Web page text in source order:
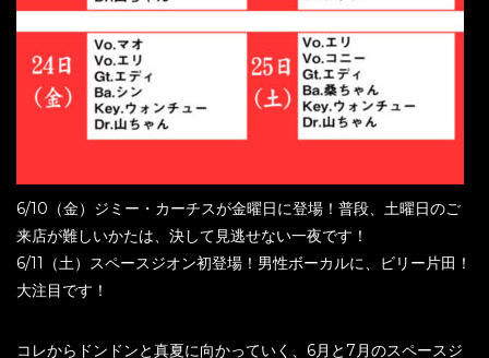
6/10（金）ジミー・カーチスが金曜日に登場！普段、土曜日のご
来店が難しいかたは、決して見逃せない一夜です！
6/11（土）スペースジオン初登場！男性ボーカルに、ビリー片田！
大注目です！
コレからドンドンと真夏に向かっていく、6月と7月のスペースジ